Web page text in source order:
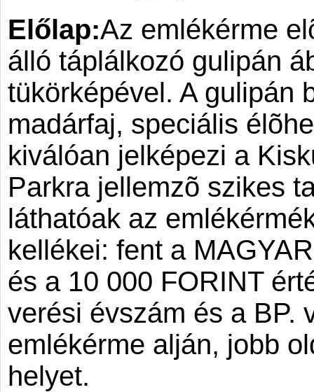
Előlap:Az emlékérme
álló táplálkozó gulipán
tükörképével. A gulipán
madárfaj, speciális
kiválóan jelképezi a
Parkra jellemzõ szikes
láthatóak az
kellékei: fent a
és a 10 000 FORINT
verési évszám és a BP.
emlékérme alján, jobb
helyet.